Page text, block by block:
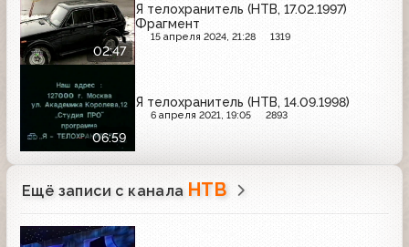
02:47
Я телохранитель (НТВ, 17.02.1997)
Фрагмент
15 апреля 2024, 21:28 1319
06:59
Я телохранитель (НТВ, 14.09.1998)
6 апреля 2021, 19:05 2893
Ещё записи с канала НТВ